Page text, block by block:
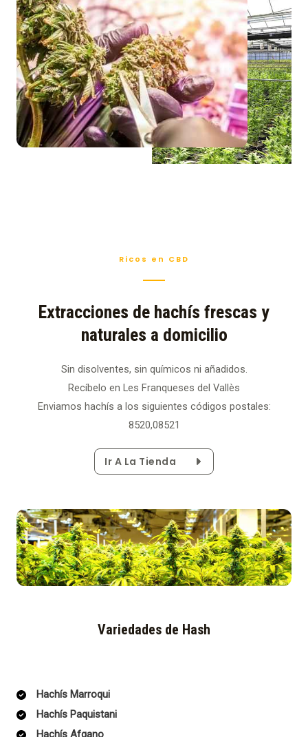
Ricos en CBD
Extracciones de hachís frescas y
naturales a domicilio
Sin disolventes, sin químicos ni añadidos.
Recíbelo en Les Franqueses del Vallès
Enviamos hachís a los siguientes códigos postales:
8520,08521
Ir A La Tienda
Variedades de Hash
Hachís Marroqui
Hachís Paquistani